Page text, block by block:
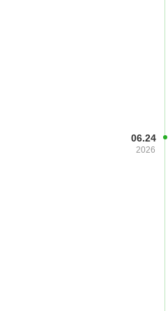
06.24
2026